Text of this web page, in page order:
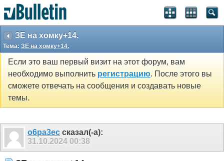
ЗЕ на хомку+14.
Тема: ЗЕ на хомку+14.
Если это ваш первый визит на этот форум, вам
необходимо выполнить регистрацию. После этого вы
сможете отвечать на сообщения и создавать новые
темы.
o6pa3ec сказал(-а):
31.10.2024 00:38